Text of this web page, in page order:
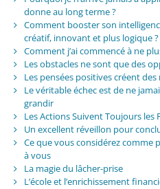
donne au long terme ?
Comment booster son
créatif, innovant et plus logique ?
Comment j’ai commencé à ne
Les obstacles ne sont que des
Les pensées positives créent
Le véritable échec est de ne
grandir
Les Actions Suivent Toujours les
Un excellent réveillon pour
Ce que vous considérez comme
à vous
La magie du lâcher-prise
L’école et l’enrichissement